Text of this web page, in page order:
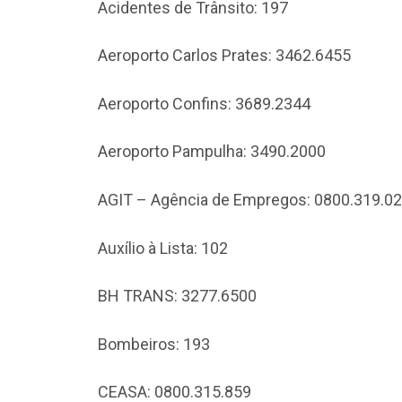
Acidentes de Trânsito: 197
Aeroporto Carlos Prates: 3462.6455
Aeroporto Confins: 3689.2344
Aeroporto Pampulha: 3490.2000
AGIT – Agência de Empregos:
Auxílio à Lista: 102
BH TRANS: 3277.6500
Bombeiros: 193
CEASA: 0800.315.859